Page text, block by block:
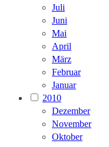
Juli
Juni
Mai
April
März
Februar
Januar
2010
Dezember
November
Oktober